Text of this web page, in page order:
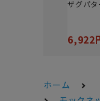
ザグパタ
6,922
ホーム